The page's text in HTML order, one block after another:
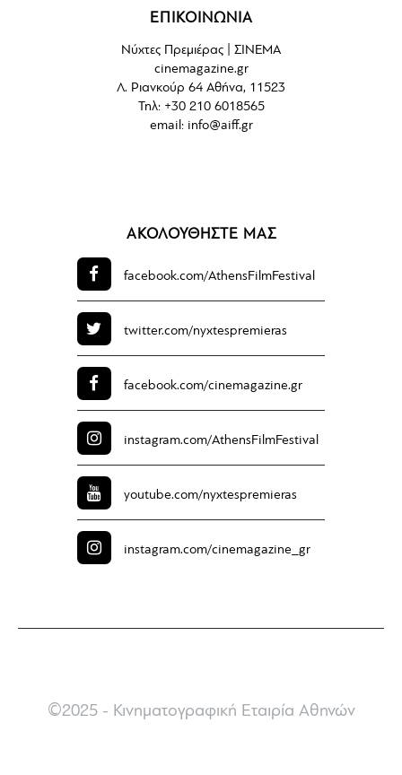
ΕΠΙΚΟΙΝΩΝΙΑ
Νύχτες Πρεμιέρας | ΣΙΝΕΜΑ
cinemagazine.gr
Λ. Ριανκούρ 64 Αθήνα, 11523
Τηλ: +30 210 6018565
email: info@aiff.gr
ΑΚΟΛΟΥΘΗΣΤΕ ΜΑΣ
facebook.com/AthensFilmFestival
twitter.com/nyxtespremieras
facebook.com/cinemagazine.gr
instagram.com/AthensFilmFestival
youtube.com/nyxtespremieras
instagram.com/cinemagazine_gr
©2025 - Κινηματογραφική Εταιρία Αθηνών